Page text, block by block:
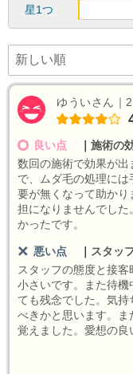
星1つ
ゆういさん｜
良い点
施術の
数回の施術で効果が
で、ムダ毛の処理に
要が無くなって助かり
担になりませんでした
かったです。
悪い点
スタッ
スタッフの態度と接
小さいです。また待機
ても残念でした。気
べきかと思います。
覚えました。愛想の良